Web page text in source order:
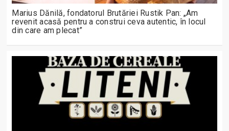
Marius Dănilă, fondatorul Brutăriei Rustik Pan: „Am
revenit acasă pentru a construi ceva autentic, în locul
din care am plecat”